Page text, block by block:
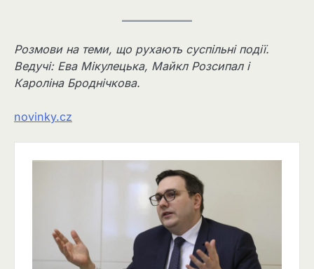
Розмови на теми, що рухають суспільні події.
Ведучі: Ева Мікулецька, Майкл Розсипал і
Кароліна Броднічкова.
novinky.cz